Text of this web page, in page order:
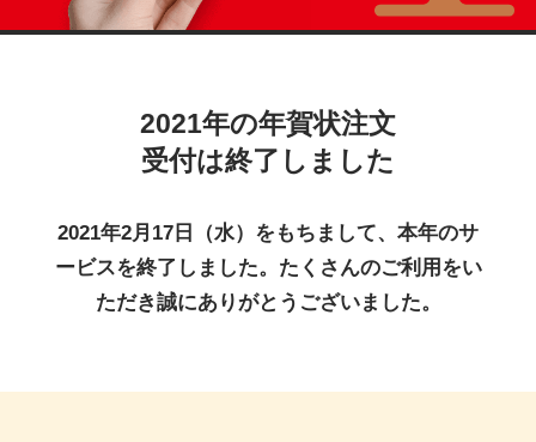
2021年の年賀状注文
受付は終了しました
2021年2月17日（水）をもちまして、本年のサ
ービスを終了しました。たくさんのご利用をい
ただき誠にありがとうございました。